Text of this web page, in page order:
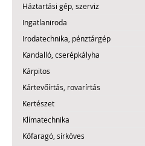
Háztartási gép, szerviz
Ingatlaniroda
Irodatechnika, pénztárgép
Kandalló, cserépkályha
Kárpitos
Kártevőírtás, rovarírtás
Kertészet
Klímatechnika
Kőfaragó, sírköves